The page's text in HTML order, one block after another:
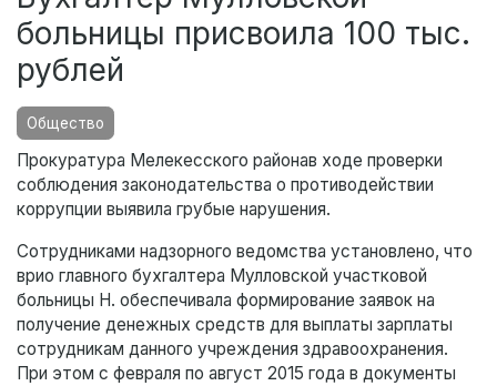
больницы присвоила 100 тыс.
рублей
Общество
Прокуратура Мелекесского районав ходе проверки
соблюдения законодательства о противодействии
коррупции выявила грубые нарушения.
Сотрудниками надзорного ведомства установлено, что
врио главного бухгалтера Мулловской участковой
больницы Н. обеспечивала формирование заявок на
получение денежных средств для выплаты зарплаты
сотрудникам данного учреждения здравоохранения.
При этом с февраля по август 2015 года в документы